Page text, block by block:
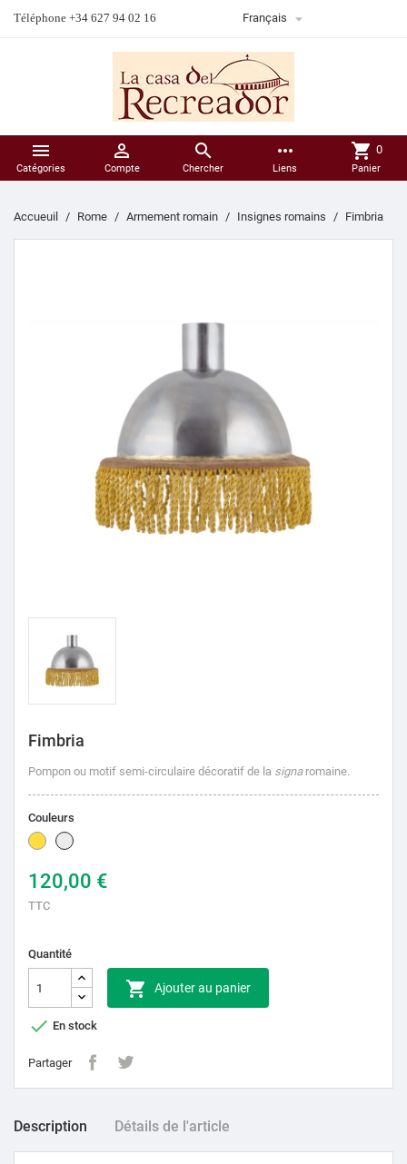
Téléphone +34 627 94 02 16 Français 

Catégories

Compte

Chercher
more_horiz
Liens
shopping_cart 0
Panier
Accueuil Rome Armement romain Insignes romains Fimbria
Fimbria
Pompon ou motif semi-circulaire décoratif de la signa romaine.
Couleurs
D'or
Argent
120,00 €
TTC
Quantité
 Ajouter au panier
 En stock
Partager
Description Détails de l'article